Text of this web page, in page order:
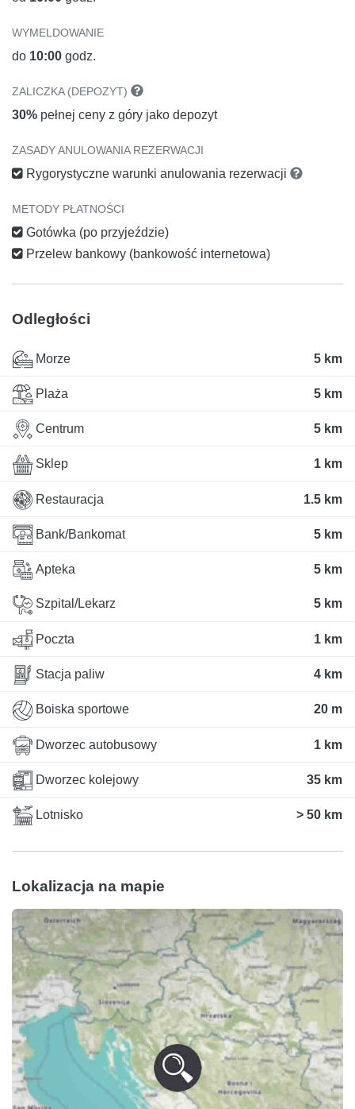
WYMELDOWANIE
do 10:00 godz.
ZALICZKA (DEPOZYT)
30% pełnej ceny z góry jako depozyt
ZASADY ANULOWANIA REZERWACJI
Rygorystyczne warunki anulowania rezerwacji
METODY PŁATNOŚCI
Gotówka (po przyjeździe)
Przelew bankowy (bankowość internetowa)
Odległości
Morze 5 km
Plaża 5 km
Centrum 5 km
Sklep 1 km
Restauracja 1.5 km
Bank/Bankomat 5 km
Apteka 5 km
Szpital/Lekarz 5 km
Poczta 1 km
Stacja paliw 4 km
Boiska sportowe 20 m
Dworzec autobusowy 1 km
Dworzec kolejowy 35 km
Lotnisko > 50 km
Lokalizacja na mapie